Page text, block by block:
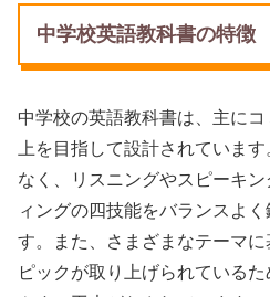
中学校英語教科書の特徴
中学校の英語教科書は、主に
上を目指して設計されていま
なく、リスニングやスピーキ
ィングの四技能をバランスよ
す。また、さまざまなテーマ
ピックが取り上げられている